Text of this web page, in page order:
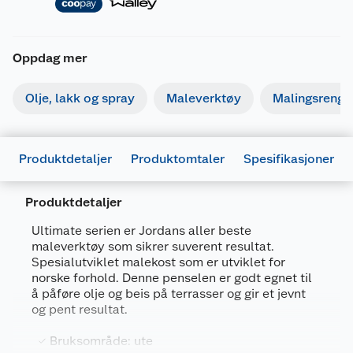
Oppdag mer
Olje, lakk og spray Maleverktøy
Produktdetaljer Produktomtaler Spesifikasjoner
Produktdetaljer
Ultimate serien er Jordans aller beste
maleverktøy som sikrer suverent resultat.
Spesialutviklet malekost som er utviklet for
norske forhold. Denne penselen er godt egnet til
å påføre olje og beis på terrasser og gir et jevnt
og pent resultat.
Bruksområde: ute
Generelt
Artikkelnummer
7311490046076
Leverandørens artikkelnummer
7000270